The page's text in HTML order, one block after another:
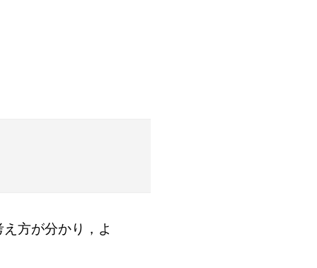
方が分かり，よ